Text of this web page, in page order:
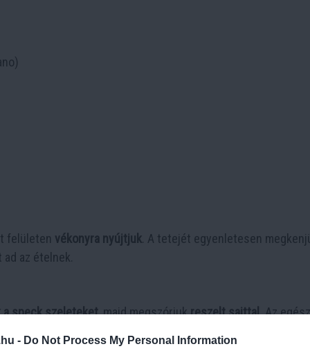
- Do Not Process My Personal Information
felületen vékonyra nyújtjuk . A tetejét egyenletesen
az ételnek.
speck szeleteket, majd megszórjukreszelt sajttal. Az